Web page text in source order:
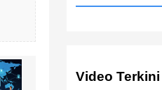
Video Terkini